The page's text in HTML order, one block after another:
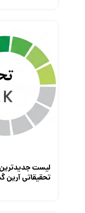
لیست
تحقیقاتی آرین گستر | ۱۸